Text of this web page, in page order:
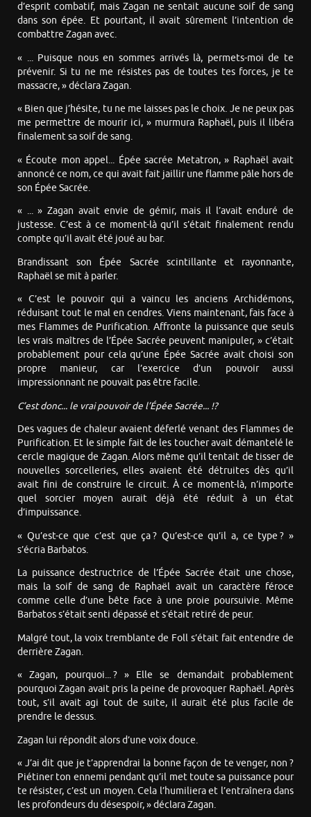
d’esprit combatif, mais Zagan ne sentait aucune soif de sang
dans son épée. Et pourtant, il avait sûrement l’intention de
combattre Zagan avec.
« ... Puisque nous en sommes arrivés là, permets-moi de te
prévenir. Si tu ne me résistes pas de toutes tes forces, je te
massacre, » déclara Zagan.
« Bien que j’hésite, tu ne me laisses pas le choix. Je ne peux pas
me permettre de mourir ici, » murmura Raphaël, puis il libéra
finalement sa soif de sang.
« Écoute mon appel... Épée sacrée Metatron, » Raphaël avait
annoncé ce nom, ce qui avait fait jaillir une flamme pâle hors de
son Épée Sacrée.
« ... » Zagan avait envie de gémir, mais il l’avait enduré de
justesse. C’est à ce moment-là qu’il s’était finalement rendu
compte qu’il avait été joué au bar.
Brandissant son Épée Sacrée scintillante et rayonnante,
Raphaël se mit à parler.
« C’est le pouvoir qui a vaincu les anciens Archidémons,
réduisant tout le mal en cendres. Viens maintenant, fais face à
mes Flammes de Purification. Affronte la puissance que seuls
les vrais maîtres de l’Épée Sacrée peuvent manipuler, » c’était
probablement pour cela qu’une Épée Sacrée avait choisi son
propre manieur, car l’exercice d’un pouvoir aussi
impressionnant ne pouvait pas être facile.
C’est donc... le vrai pouvoir de l’Épée Sacrée... !?
Des vagues de chaleur avaient déferlé venant des Flammes de
Purification. Et le simple fait de les toucher avait démantelé le
cercle magique de Zagan. Alors même qu’il tentait de tisser de
nouvelles sorcelleries, elles avaient été détruites dès qu’il
avait fini de construire le circuit. À ce moment-là, n’importe
quel sorcier moyen aurait déjà été réduit à un état
d’impuissance.
« Qu’est-ce que c’est que ça ? Qu’est-ce qu’il a, ce type ? »
s’écria Barbatos.
La puissance destructrice de l’Épée Sacrée était une chose,
mais la soif de sang de Raphaël avait un caractère féroce
comme celle d’une bête face à une proie poursuivie. Même
Barbatos s’était senti dépassé et s’était retiré de peur.
Malgré tout, la voix tremblante de Foll s’était fait entendre de
derrière Zagan.
« Zagan, pourquoi... ? » Elle se demandait probablement
pourquoi Zagan avait pris la peine de provoquer Raphaël. Après
tout, s’il avait agi tout de suite, il aurait été plus facile de
prendre le dessus.
Zagan lui répondit alors d’une voix douce.
« J’ai dit que je t’apprendrai la bonne façon de te venger, non ?
Piétiner ton ennemi pendant qu’il met toute sa puissance pour
te résister, c’est un moyen. Cela l’humiliera et l’entraînera dans
les profondeurs du désespoir, » déclara Zagan.